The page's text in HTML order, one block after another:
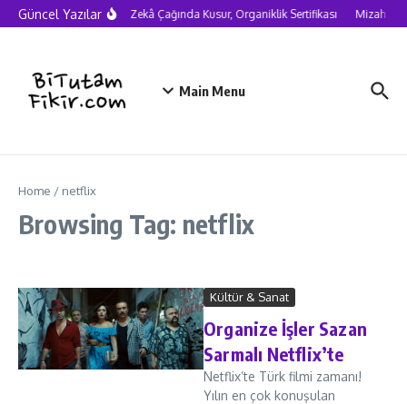
Skip to content
Güncel YazılarYapay Zekâ Çağında Kusur, Organiklik Sertifikası Mizah
Main Menu
Home / netflix
Browsing Tag: netflix
Kültür & Sanat
Organize İşler Sazan
Sarmalı Netflix’te
Netflix’te Türk filmi zamanı!
Yılın en çok konuşulan